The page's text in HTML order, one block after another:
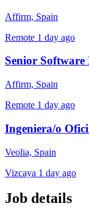
Affirm, Spain
Remote 1 day ago
Senior
Affirm, Spain
Remote 1 day ago
Ingeniera/o
Veolia, Spain
Vizcaya 1 day ago
Job details